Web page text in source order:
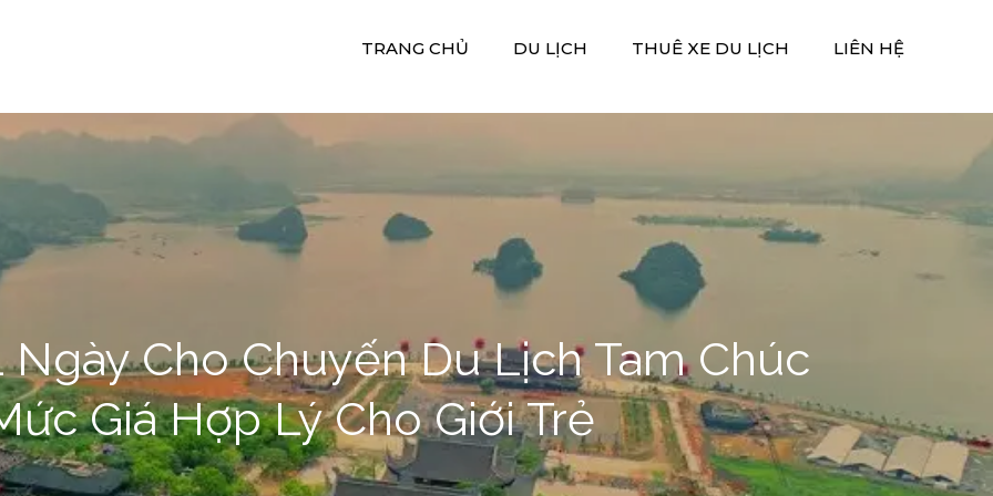
TRANG CHỦ DU LỊCH THUÊ XE DU LỊCH LIÊN HỆ
Ngày Cho Chuyến Du Lịch Tam Chúc
Giá Hợp Lý Cho Giới Trẻ